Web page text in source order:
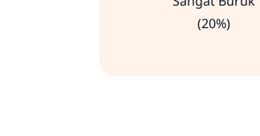
(20%)